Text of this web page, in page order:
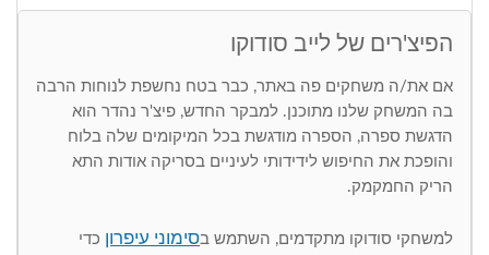
הפיצ'רים של לייב סודוקו
אם את/ה משחקים פה באתר, כבר בטח נחשפת לנוחות הרבה
בה המשחק שלנו מתוכנן. למבקר החדש, פיצ'ר נהדר הוא
הדגשת ספרה, הספרה מודגשת בכל המיקומים שלה בלוח
והופכת את החיפוש לידידותי לעיניים בסריקה אודות התא
הריק החמקמק.
למשחקי סודוקו מתקדמים, השתמש בסימוני עיפרון כדי